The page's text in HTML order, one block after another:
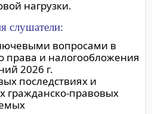
нагрузки.
слушатели:
вопросами в
права и налогообложения
2026 г.
последствиях и
гражданско-правовых